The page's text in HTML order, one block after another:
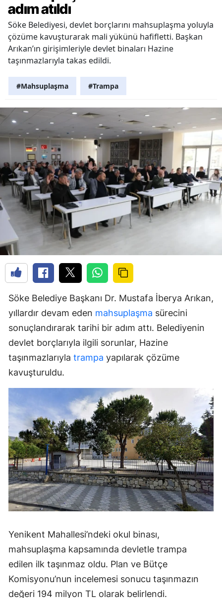
adım atıldı
Söke Belediyesi, devlet borçlarını mahsuplaşma yoluyla
çözüme kavuşturarak mali yükünü hafifletti. Başkan
Arıkan’ın girişimleriyle devlet binaları Hazine
taşınmazlarıyla takas edildi.
#Mahsuplaşma #Trampa
Söke Belediye Başkanı Dr. Mustafa İberya Arıkan,
yıllardır devam eden mahsuplaşma sürecini
sonuçlandırarak tarihi bir adım attı. Belediyenin
devlet borçlarıyla ilgili sorunlar, Hazine
taşınmazlarıyla trampa yapılarak çözüme
kavuşturuldu.
Yenikent Mahallesi’ndeki okul binası,
mahsuplaşma kapsamında devletle trampa
edilen ilk taşınmaz oldu. Plan ve Bütçe
Komisyonu’nun incelemesi sonucu taşınmazın
değeri 194 milyon TL olarak belirlendi.